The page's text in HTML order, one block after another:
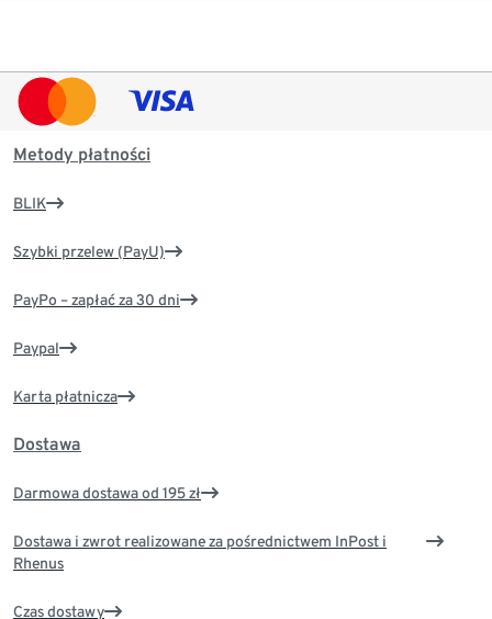
Metody płatności
BLIK
Szybki przelew (PayU)
PayPo – zapłać za 30 dni
Paypal
Karta płatnicza
Dostawa
Darmowa dostawa od 195 zł
Dostawa i zwrot realizowane za pośrednictwem InPost i
Rhenus
Czas dostawy